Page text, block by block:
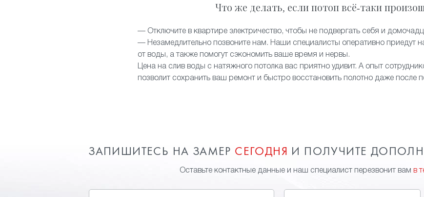
Что же делать, если потоп всё-таки
— Отключите в квартире электричество, чтобы не подвергать себя и
— Незамедлительно позвоните нам. Наши специалисты оперативно приедут
от воды, а также помогут сэкономить ваше время и нервы.
Цена на слив воды с натяжного потолка вас приятно удивит. А опыт
позволит сохранить ваш ремонт и быстро восстановить полотно даже после
ЗАПИШИТЕСЬ НА ЗАМЕР СЕГОДНЯ И ПОЛУЧИТЕ
Оставьте контактные данные и наш специалист перезвонит вам в